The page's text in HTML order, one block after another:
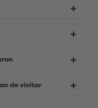
de visitar